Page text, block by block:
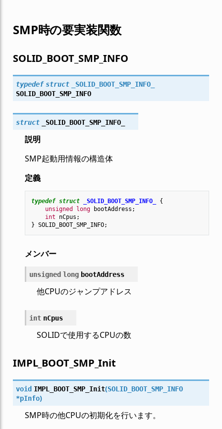
SMP時の要実装関数
SOLID_BOOT_SMP_INFO
typedef struct
_SOLID_BOOT_SMP_INFO_
SOLID_BOOT_SMP_INFO
struct _SOLID_BOOT_SMP_INFO_
説明
SMP起動用情報の構造体
定義
typedef struct _SOLID_BOOT_SMP_INFO_
{
unsigned
long bootAddress ;
int
nCpus ;
} SOLID_BOOT_SMP_INFO;
メンバー
unsigned long bootAddress
他CPUのジャンプアドレス
int nCpus
SOLIDで使用するCPUの数
IMPL_BOOT_SMP_Init
void IMPL_BOOT_SMP_Init(SOLID_BOOT_SMP_INFO
*pInfo)
SMP時の他CPUの初期化を行います。